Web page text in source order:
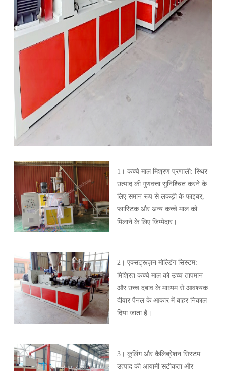
1। कच्चे माल मिश्रण प्रणाली: स्थिर
उत्पाद की गुणवत्ता सुनिश्चित करने के
लिए समान रूप से लकड़ी के फाइबर,
प्लास्टिक और अन्य कच्चे माल को
मिलाने के लिए जिम्मेदार।
2। एक्सट्रूज़न मोल्डिंग सिस्टम:
मिश्रित कच्चे माल को उच्च तापमान
और उच्च दबाव के माध्यम से आवश्यक
दीवार पैनल के आकार में बाहर निकाल
दिया जाता है।
3। कूलिंग और कैलिब्रेशन सिस्टम:
उत्पाद की आयामी सटीकता और